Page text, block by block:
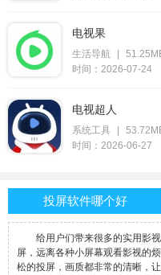
电视果
生活导航
时间：2026-07-24
电视超人
系统工具
时间：2026-06-27
投屏软件哪个好
给用户们带来很多的实用影
屏，远离各种小屏幕观看影视的
松的投屏，画质都非常的清晰，